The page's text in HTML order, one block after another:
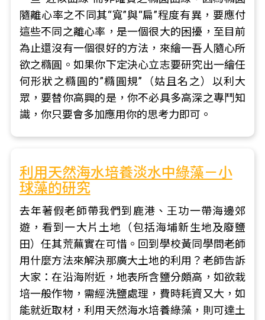
隨離心率之不同其“寬”與“扁”程度有異，要應付
這些不同之離心率，是一個很大的困擾，至目前
為止還沒有一個很好的方法，來繪一吾人隨心所
欲之橢圓。如果你下定決心立志要研究出一繪任
何形狀之橢圓的”橢圓規”（姑且名之）以利大
眾，要替你高興的是，你不必具多高深之專鬥知
識，你只要會多加應用你的思考力即可。
利用天然海水培養淡水中綠藻－小
球藻的研究
去年著假老師帶我們到鹿港、王功一帶海邊郊
遊，看到一大片土地（包括海埔新生地及廢鹽
田）任其荒蕪實在可惜。回到學校黃同學問老師
用什麼方法來解決那廣大土地的利用？老師告訴
大家：在沿海附近，地表所含鹽分頗高，如欲栽
培一般作物，需經洗鹽處理，費時耗資又大，如
能就近取材，利用天然海水培養綠藻，則可達土